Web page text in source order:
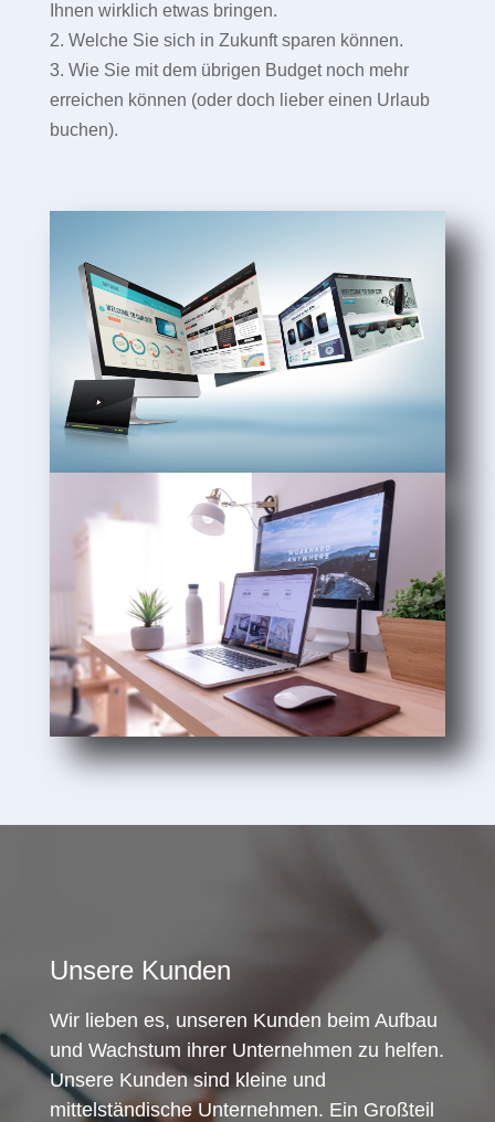
Ihnen wirklich etwas bringen.
2. Welche Sie sich in Zukunft sparen können.
3. Wie Sie mit dem übrigen Budget noch mehr
erreichen können (oder doch lieber einen Urlaub
buchen).
Unsere Kunden
Wir lieben es, unseren Kunden beim Aufbau
und Wachstum ihrer Unternehmen zu helfen.
Unsere Kunden sind kleine und
mittelständische Unternehmen. Ein Großteil